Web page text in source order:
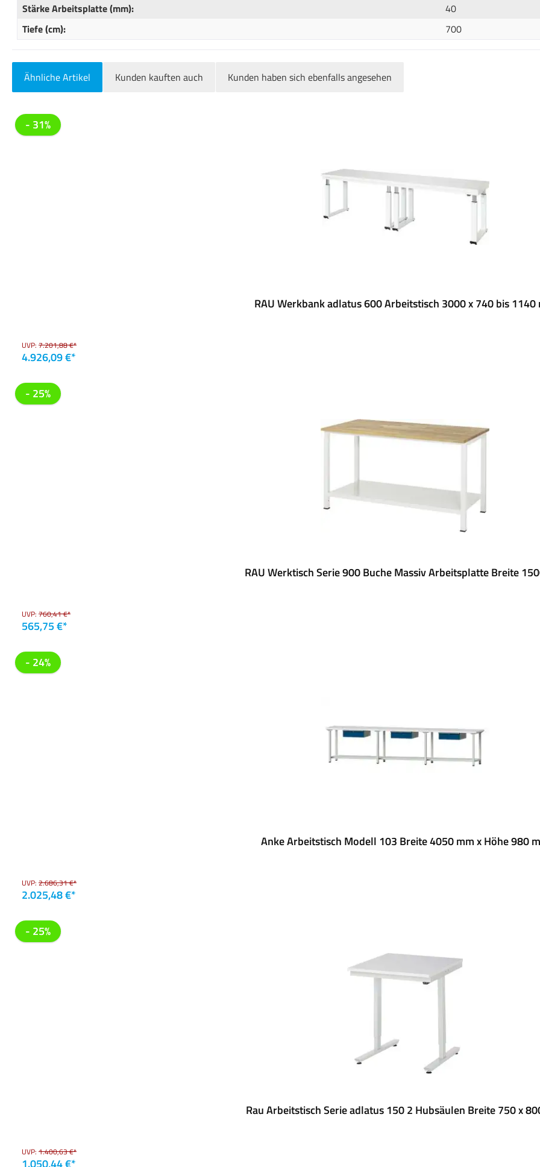
Stärke Arbeitsplatte (mm):
40
Tiefe (cm):
700
Ähnliche Artikel Kunden kauften auch Kunden haben sich ebenfalls angesehen
Produktgalerie überspringen
- 31%
RAU Werkbank adlatus 600 Arbeitstisch 3000 x 740 bis 1140
UVP: 7.201,88 €*
4.926,09 €*
- 25%
RAU Werktisch Serie 900 Buche Massiv Arbeitsplatte Breite
UVP: 760,41 €*
565,75 €*
- 24%
Anke Arbeitstisch Modell 103 Breite 4050 mm x Höhe 980
UVP: 2.686,31 €*
2.025,48 €*
- 25%
Rau Arbeitstisch Serie adlatus 150 2 Hubsäulen Breite 750 x
UVP: 1.400,63 €*
1.050,44 €*